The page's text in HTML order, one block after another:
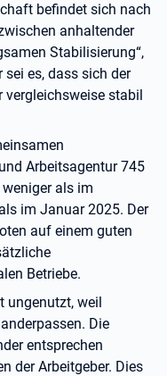
befindet sich nach
anhaltender
Stabilisierung“,
sei es, dass sich der
vergleichsweise stabil
Arbeitsagentur 745
als im
im Januar 2025. Der
auf einem guten
Betriebe.
ungenutzt, weil
Die
entsprechen
der Arbeitgeber. Dies